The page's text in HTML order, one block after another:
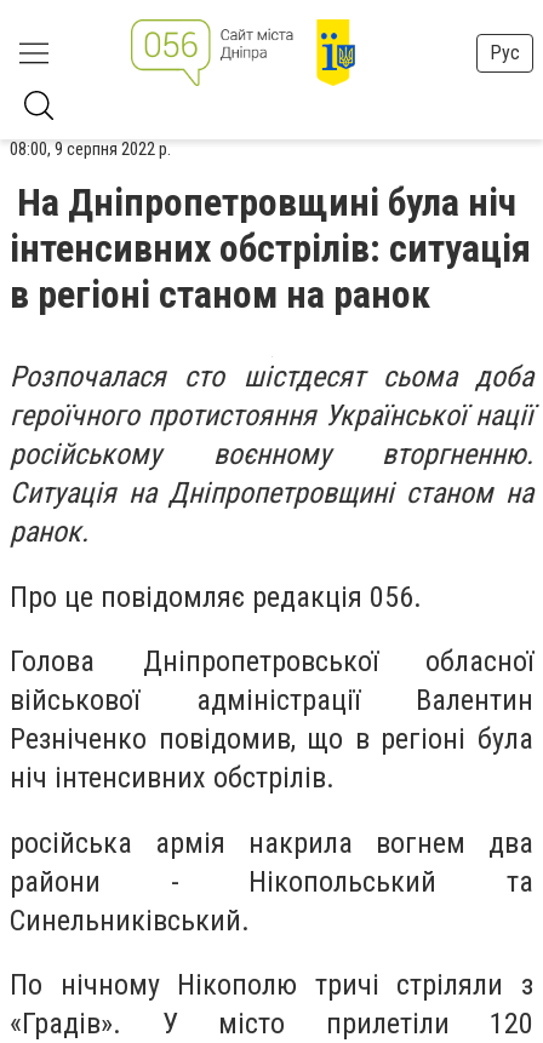
Рус
08:00, 9 серпня 2022 р.
На Дніпропетровщині була ніч
інтенсивних обстрілів: ситуація
в регіоні станом на ранок
Розпочалася сто шістдесят сьома доба
героїчного протистояння Української нації
російському воєнному вторгненню.
Ситуація на Дніпропетровщині станом на
ранок.
Про це повідомляє редакція 056.
Голова Дніпропетровської обласної
військової адміністрації Валентин
Резніченко повідомив, що в регіоні була
ніч інтенсивних обстрілів.
російська армія накрила вогнем два
райони - Нікопольський та
Синельниківський.
По нічному Нікополю тричі стріляли з
«Градів». У місто прилетіли 120